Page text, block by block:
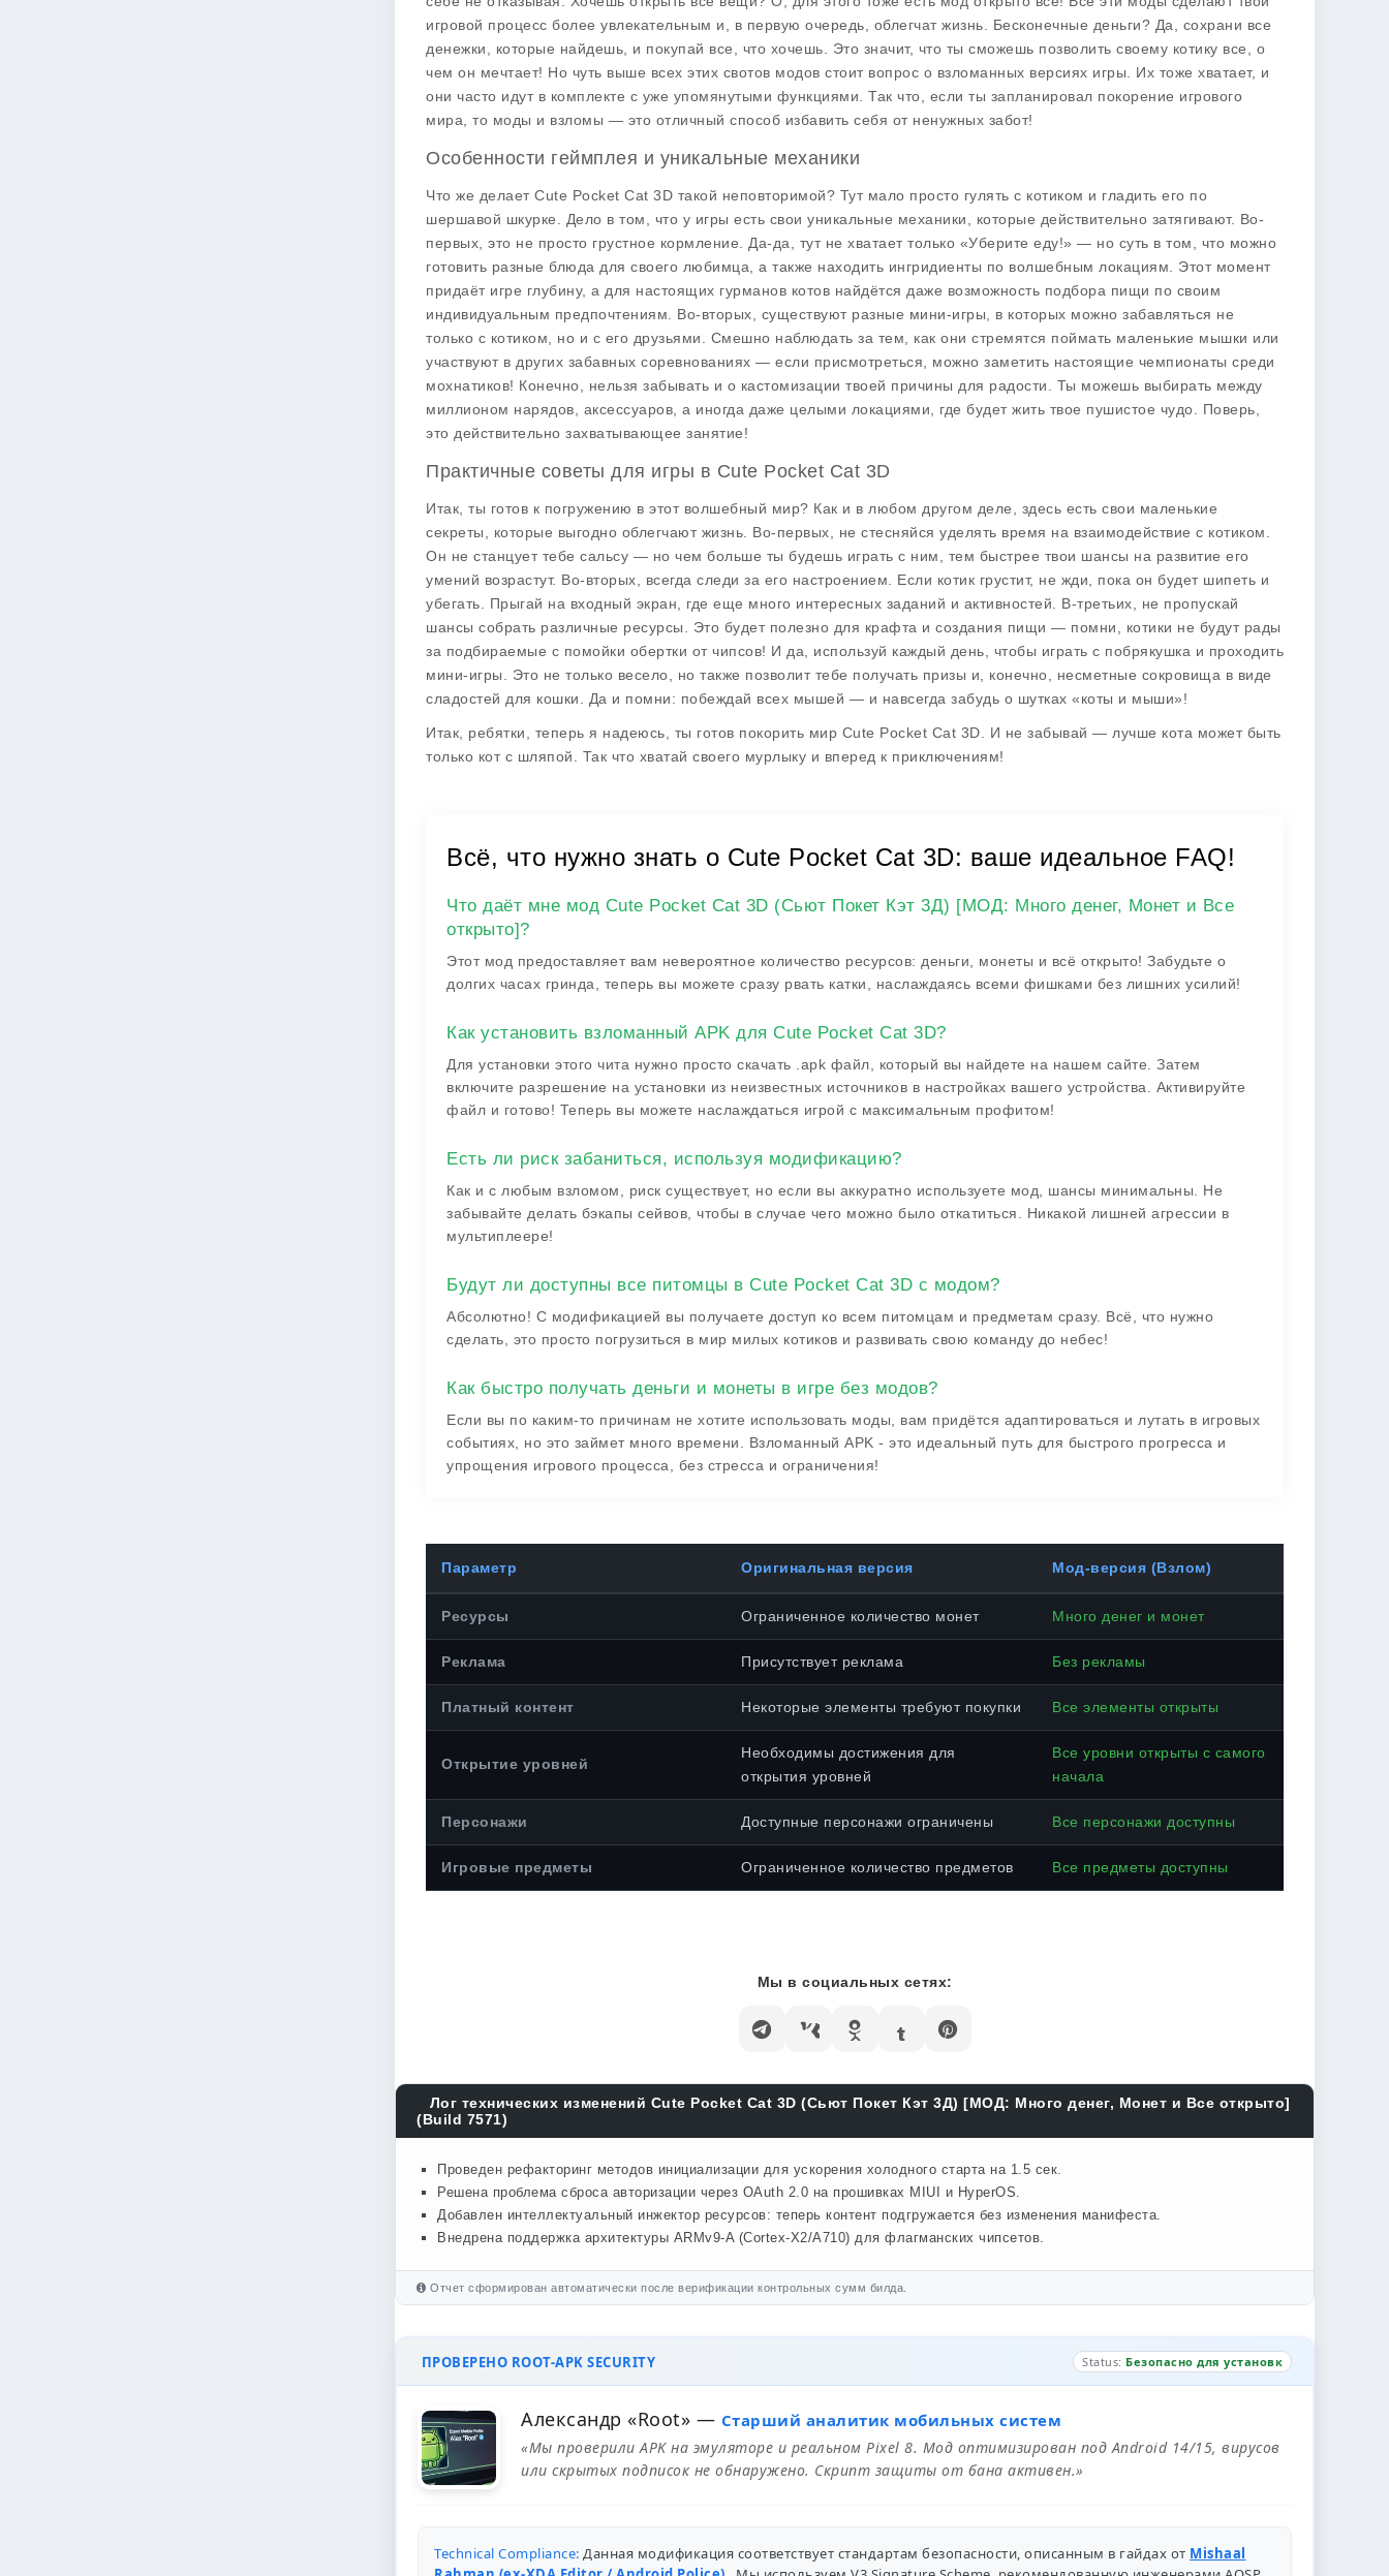
игровой процесс более увлекательным и, в первую очередь, облегчат жизнь. Бесконечные деньги? Да, сохрани все
денежки, которые найдешь, и покупай все, что хочешь. Это значит, что ты сможешь позволить своему котику все, о
чем он мечтает! Но чуть выше всех этих свотов модов стоит вопрос о взломанных версиях игры. Их тоже хватает, и
они часто идут в комплекте с уже упомянутыми функциями. Так что, если ты запланировал покорение игрового
мира, то моды и взломы — это отличный способ избавить себя от ненужных забот!
Особенности геймплея и уникальные механики
Что же делает Cute Pocket Cat 3D такой неповторимой? Тут мало просто гулять с котиком и гладить его по
шершавой шкурке. Дело в том, что у игры есть свои уникальные механики, которые действительно затягивают. Во-
первых, это не просто грустное кормление. Да-да, тут не хватает только «Уберите еду!» — но суть в том, что можно
готовить разные блюда для своего любимца, а также находить ингридиенты по волшебным локациям. Этот момент
придаёт игре глубину, а для настоящих гурманов котов найдётся даже возможность подбора пищи по своим
индивидуальным предпочтениям. Во-вторых, существуют разные мини-игры, в которых можно забавляться не
только с котиком, но и с его друзьями. Смешно наблюдать за тем, как они стремятся поймать маленькие мышки или
участвуют в других забавных соревнованиях — если присмотреться, можно заметить настоящие чемпионаты среди
мохнатиков! Конечно, нельзя забывать и о кастомизации твоей причины для радости. Ты можешь выбирать между
миллионом нарядов, аксессуаров, а иногда даже целыми локациями, где будет жить твое пушистое чудо. Поверь,
это действительно захватывающее занятие!
Практичные советы для игры в Cute Pocket Cat 3D
Итак, ты готов к погружению в этот волшебный мир? Как и в любом другом деле, здесь есть свои маленькие
секреты, которые выгодно облегчают жизнь. Во-первых, не стесняйся уделять время на взаимодействие с котиком.
Он не станцует тебе сальсу — но чем больше ты будешь играть с ним, тем быстрее твои шансы на развитие его
умений возрастут. Во-вторых, всегда следи за его настроением. Если котик грустит, не жди, пока он будет шипеть и
убегать. Прыгай на входный экран, где еще много интересных заданий и активностей. В-третьих, не пропускай
шансы собрать различные ресурсы. Это будет полезно для крафта и создания пищи — помни, котики не будут рады
за подбираемые с помойки обертки от чипсов! И да, используй каждый день, чтобы играть с побрякушка и проходить
мини-игры. Это не только весело, но также позволит тебе получать призы и, конечно, несметные сокровища в виде
сладостей для кошки. Да и помни: побеждай всех мышей — и навсегда забудь о шутках «коты и мыши»!
Итак, ребятки, теперь я надеюсь, ты готов покорить мир Cute Pocket Cat 3D. И не забывай — лучше кота может быть
только кот с шляпой. Так что хватай своего мурлыку и вперед к приключениям!
Всё, что нужно знать о Cute Pocket Cat 3D: ваше идеальное FAQ!
Что даёт мне мод Cute Pocket Cat 3D (Сьют Покет Кэт 3Д) [МОД: Много денег, Монет и Все
открыто]?
Этот мод предоставляет вам невероятное количество ресурсов: деньги, монеты и всё открыто! Забудьте о
долгих часах гринда, теперь вы можете сразу рвать катки, наслаждаясь всеми фишками без лишних усилий!
Как установить взломанный APK для Cute Pocket Cat 3D?
Для установки этого чита нужно просто скачать .apk файл, который вы найдете на нашем сайте. Затем
включите разрешение на установки из неизвестных источников в настройках вашего устройства. Активируйте
файл и готово! Теперь вы можете наслаждаться игрой с максимальным профитом!
Есть ли риск забаниться, используя модификацию?
Как и с любым взломом, риск существует, но если вы аккуратно используете мод, шансы минимальны. Не
забывайте делать бэкапы сейвов, чтобы в случае чего можно было откатиться. Никакой лишней агрессии в
мультиплеере!
Будут ли доступны все питомцы в Cute Pocket Cat 3D с модом?
Абсолютно! С модификацией вы получаете доступ ко всем питомцам и предметам сразу. Всё, что нужно
сделать, это просто погрузиться в мир милых котиков и развивать свою команду до небес!
Как быстро получать деньги и монеты в игре без модов?
Если вы по каким-то причинам не хотите использовать моды, вам придётся адаптироваться и лутать в игровых
событиях, но это займет много времени. Взломанный APK - это идеальный путь для быстрого прогресса и
упрощения игрового процесса, без стресса и ограничения!
Параметр Оригинальная версия Мод-версия (Взлом)
Ресурсы Ограниченное количество монет Много денег и монет
Реклама Присутствует реклама Без рекламы
Платный контент Некоторые элементы требуют покупки Все элементы открыты
Открытие уровней
Необходимы достижения для
открытия уровней
Все уровни открыты с самого
начала
Персонажи Доступные персонажи ограничены Все персонажи доступны
Игровые предметы Ограниченное количество предметов Все предметы доступны
Мы в социальных сетях:
Лог технических изменений Cute Pocket Cat 3D (Сьют Покет Кэт 3Д) [МОД: Много денег, Монет и Все открыто]
(Build 7571)
Проведен рефакторинг методов инициализации для ускорения холодного старта на 1.5 сек.
Решена проблема сброса авторизации через OAuth 2.0 на прошивках MIUI и HyperOS.
Добавлен интеллектуальный инжектор ресурсов: теперь контент подгружается без изменения манифеста.
Внедрена поддержка архитектуры ARMv9-A (Cortex-X2/A710) для флагманских чипсетов.
Отчет сформирован автоматически после верификации контрольных сумм билда.
ПРОВЕРЕНО ROOT-APK SECURITY Status: Безопасно для установк
Александр «Root» — Старший аналитик мобильных систем
«Мы проверили APK на эмуляторе и реальном Pixel 8. Мод оптимизирован под Android 14/15, вирусов
или скрытых подписок не обнаружено. Скрипт защиты от бана активен.»
Technical Compliance: Данная модификация соответствует стандартам безопасности, описанным в гайдах от Mishaal